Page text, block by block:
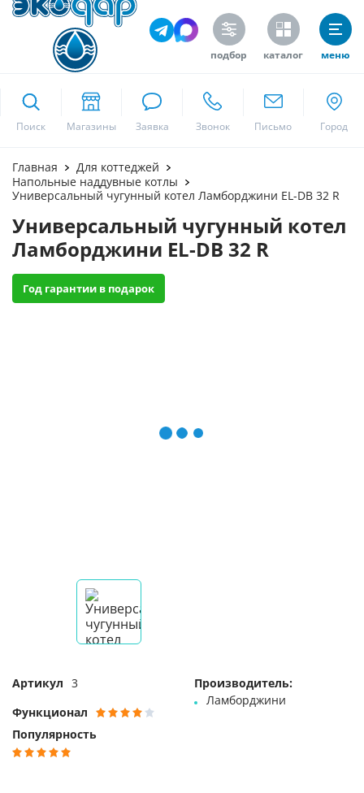
подбор каталог меню
Поиск
Москва
Да
Главная
Для коттеджей
Напольные наддувные котлы
Универсальный чугунный котел Ламборджини EL-DB 32 R
Универсальный чугунный котел
Ламборджини EL-DB 32 R
Год гарантии в подарок
Артикул 3
Функционал
Популярность
Производитель:
Ламборджини